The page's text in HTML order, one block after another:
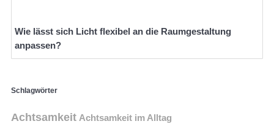
Wie lässt sich Licht flexibel an die Raumgestaltung
anpassen?
Schlagwörter
Achtsamkeit Achtsamkeit im Alltag